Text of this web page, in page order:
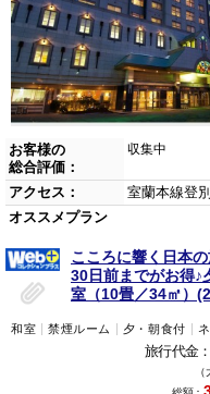
お客様の
総合評価：
収集中
アクセス：
室蘭本線登
オススメプラン
こころに響く日本
30日前までがお得
室（10畳／34㎡）
和室 禁煙ルーム 夕・朝食付
旅行代金：